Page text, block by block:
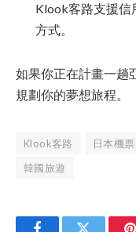
Klook客路支援信
方式。
如果你正在計畫一趟
規劃你的夢想旅程。
Klook客路 日本機票
韓國旅遊